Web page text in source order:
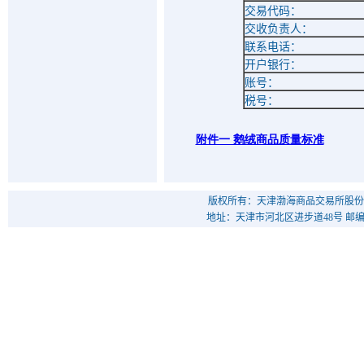
交易代码：
交收负责人：
联系电话：
开户银行：
账号：
税号：
附件一 鹅绒商品质量标准
版权所有：天津渤海商品交易所股
地址：天津市河北区进步道48号 邮